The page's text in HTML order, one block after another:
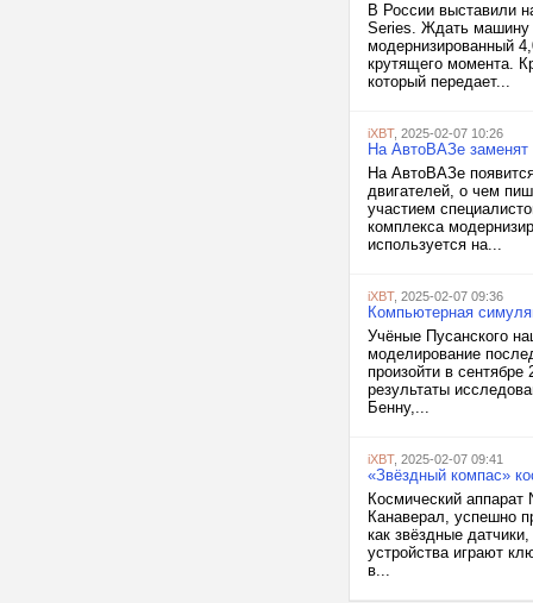
В России выставили
Series. Ждать машину
модернизированный
крутящего момента.
который передает...
iXBT, 2025-02-07 10:26
На АвтоВАЗе заменят
На АвтоВАЗе
двигателей, о чем
участием
комплекса
используется на...
iXBT, 2025-02-07 09:36
Компьютерная
Учёные Пусанского
моделирование
произойти в сентябре
результаты
Бенну,...
iXBT, 2025-02-07 09:41
«Звёздный компас»
Космический
Канаверал, успешно
как звёздные
устройства играют
в...